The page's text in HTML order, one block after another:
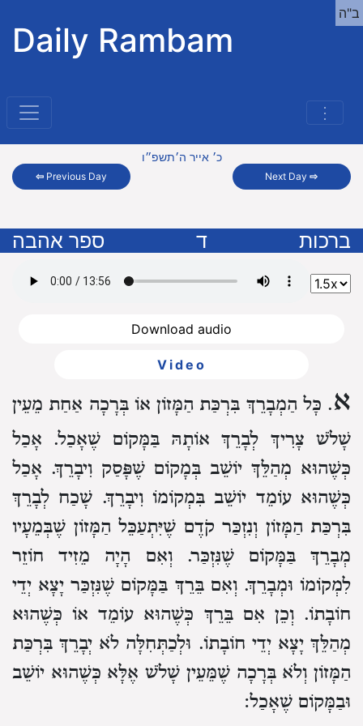
Daily Rambam
⋮
ב"ה
⇦ Previous Day
כ׳ אייר ה׳תשפ״ו
Next Day⇨
ברכות ד ספר אהבה
Download audio
Video
א. כָּל הַמְבָרֵךְ בִּרְכַּת הַמָּזוֹן אוֹ בְּרָכָה אַחַת מֵעֵין
שָׁלֹשׁ צָרִיךְ לְבָרֵךְ אוֹתָהּ בַּמָּקוֹם שֶׁאָכַל. אָכַל
כְּשֶׁהוּא מְהַלֵּךְ יוֹשֵׁב בְּמָקוֹם שֶׁפָּסַק וִיבָרֵךְ. אָכַל
כְּשֶׁהוּא עוֹמֵד יוֹשֵׁב בִּמְקוֹמוֹ וִיבָרֵךְ. שָׁכַח לְבָרֵךְ
בִּרְכַּת הַמָּזוֹן וְנִזְכַּר קֹדֶם שֶׁיִּתְעַכֵּל הַמָּזוֹן שֶׁבְּמֵעָיו
מְבָרֵךְ בַּמָּקוֹם שֶׁנִּזְכַּר. וְאִם הָיָה מֵזִיד חוֹזֵר
לִמְקוֹמוֹ וּמְבָרֵךְ. וְאִם בֵּרֵךְ בַּמָּקוֹם שֶׁנִּזְכַּר יָצָא יְדֵי
חוֹבָתוֹ. וְכֵן אִם בֵּרֵךְ כְּשֶׁהוּא עוֹמֵד אוֹ כְּשֶׁהוּא
מְהַלֵּךְ יָצָא יְדֵי חוֹבָתוֹ. וּלְכַתְּחִלָּה לֹא יְבָרֵךְ בִּרְכַּת
הַמָּזוֹן וְלֹא בְּרָכָה שֶׁמֵּעֵין שָׁלֹשׁ אֶלָּא כְּשֶׁהוּא יוֹשֵׁב
וּבַמָּקוֹם שֶׁאָכַל: